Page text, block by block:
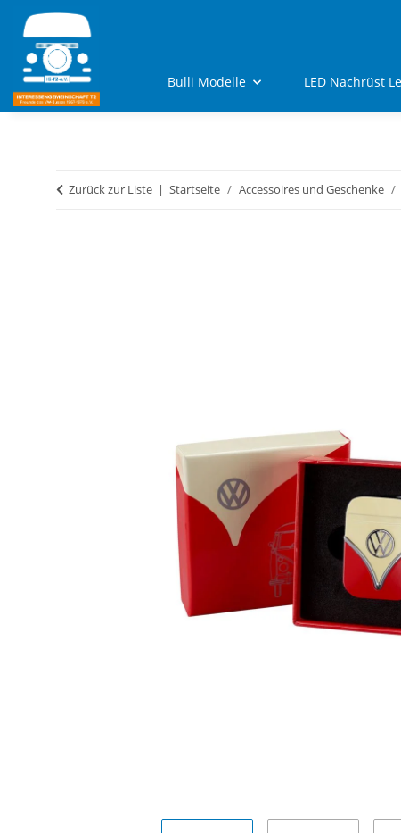
Bulli Modelle LED Nachrüst
Zurück zur Liste Startseite Accessoires und Geschenke